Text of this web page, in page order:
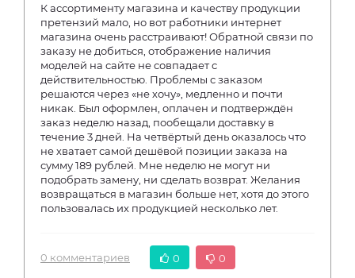
К ассортименту магазина и качеству продукции
претензий мало, но вот работники интернет
магазина очень расстраивают! Обратной связи по
заказу не добиться, отображение наличия
моделей на сайте не совпадает с
действительностью. Проблемы с заказом
решаются через «не хочу», медленно и почти
никак. Был оформлен, оплачен и подтверждён
заказ неделю назад, пообещали доставку в
течение 3 дней. На четвёртый день оказалось что
не хватает самой дешёвой позиции заказа на
сумму 189 рублей. Мне неделю не могут ни
подобрать замену, ни сделать возврат. Желания
возвращаться в магазин больше нет, хотя до этого
пользовалась их продукцией несколько лет.
0 комментариев 0 0